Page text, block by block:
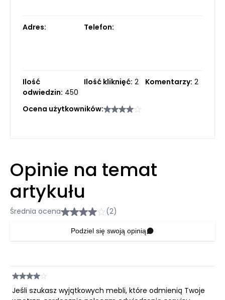
Adres: Telefon:
Ilość
odwiedzin: 450
Ilość kliknięć: 2 Komentarzy: 2
Ocena użytkowników:
Opinie na temat
artykułu
Średnia ocena (2)
Podziel się swoją opinią
Jeśli szukasz wyjątkowych mebli, które odmienią Twoje